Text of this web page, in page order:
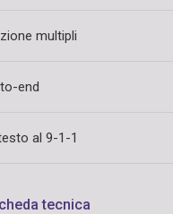
multipli
end
al 9-1-1
tecnica